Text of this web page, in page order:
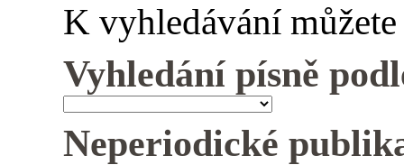
K vyhledávání
Vyhledání písně
Neperiodické